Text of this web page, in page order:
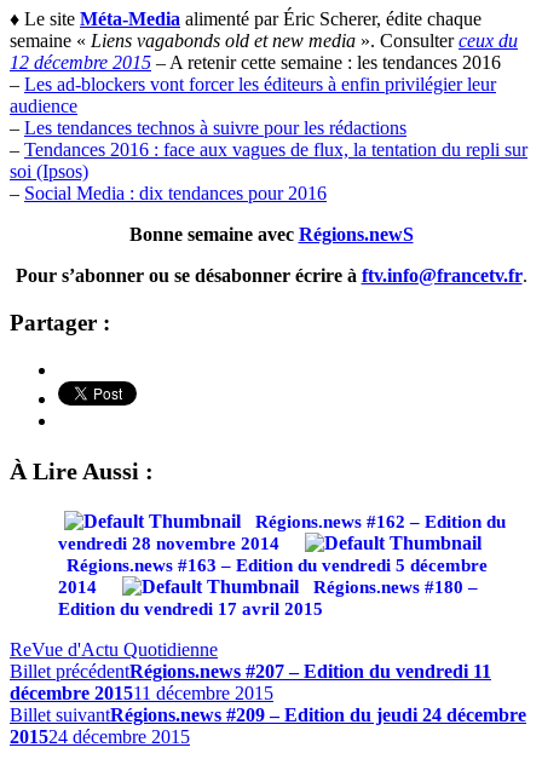
♦ Le site Méta-Media alimenté par Éric Scherer, édite chaque
semaine « Liens vagabonds old et new media ». Consulterceux du
12 décembre 2015 – A retenir cette semaine : les tendances 2016
– Les ad-blockers vont forcer les éditeurs à enfin privilégier leur
audience
– Les tendances technos à suivre pour les rédactions
– Tendances 2016 : face aux vagues de flux, la tentation du repli sur
soi (Ipsos)
– Social Media : dix tendances pour 2016
Bonne semaine avec Régions.newS
Pour s’abonner ou se désabonner écrire à ftv.info@francetv.fr.
Partager :
À Lire Aussi :
Régions.news #162 – Edition du
vendredi 28 novembre 2014
Régions.news #163 – Edition du vendredi 5 décembre
2014
Régions.news #180 –
Edition du vendredi 17 avril 2015
ReVue d'Actu Quotidienne
Billet précédentRégions.news #207 – Edition du vendredi 11
décembre 201511 décembre 2015
Billet suivantRégions.news #209 – Edition du jeudi 24 décembre
201524 décembre 2015